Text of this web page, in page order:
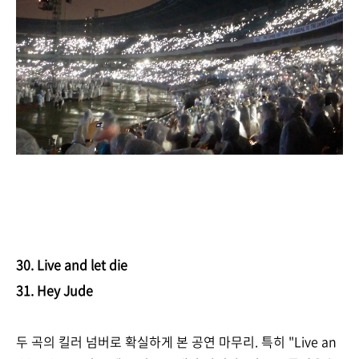
30. Live and let die
31. Hey Jude
두 곡의 킬러 넘버로 확실하게 본 공연 마무리. 특히 "Live an